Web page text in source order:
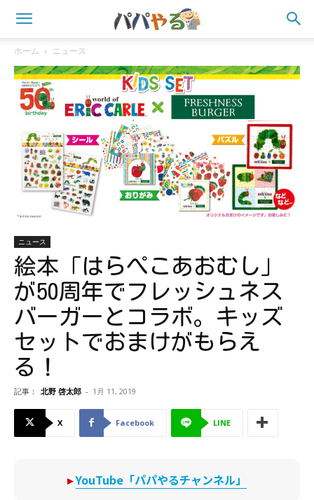
ホーム ニュース
ニュース
絵本「はらぺこあおむし」
が50周年でフレッシュネス
バーガーとコラボ。キッズ
セットでおまけがもらえ
る！
記事： 北野 啓太郎 - 1月 11, 2019
X Facebook LINE
▸YouTube「パパやるチャンネル」